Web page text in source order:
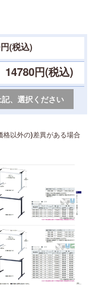
円(税込)
14780円(税込)
以外の)差異がある場合